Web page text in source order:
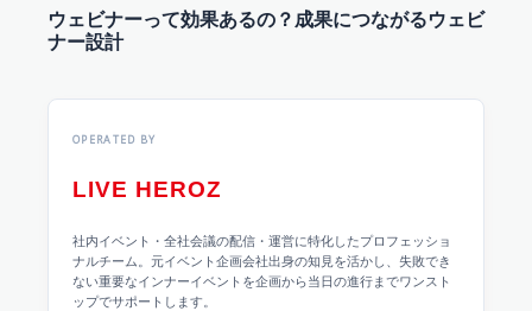
OPERATED BY
LIVE HEROZ
社内イベント・全社会議の配信・運営に特化したプロフェッショ
ナルチーム。元イベント企画会社出身の知見を活かし、失敗でき
ない重要なインナーイベントを企画から当日の進行までワンスト
ップでサポートします。